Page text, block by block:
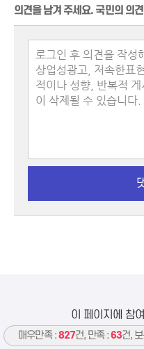
의견을 남겨 주세요. 국민의 의
이 페이지에 참
매우만족 :827건, 만족 :63건,